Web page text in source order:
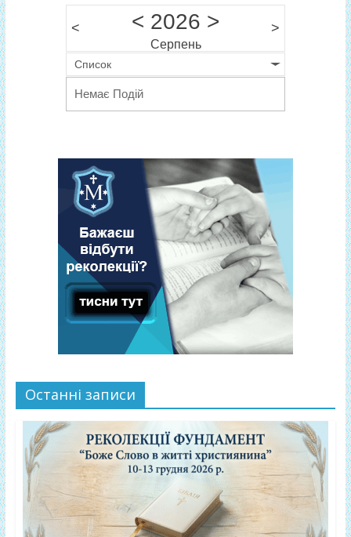
< < 2026 >
Серпень
>
Список
Немає Подій
Останні записи